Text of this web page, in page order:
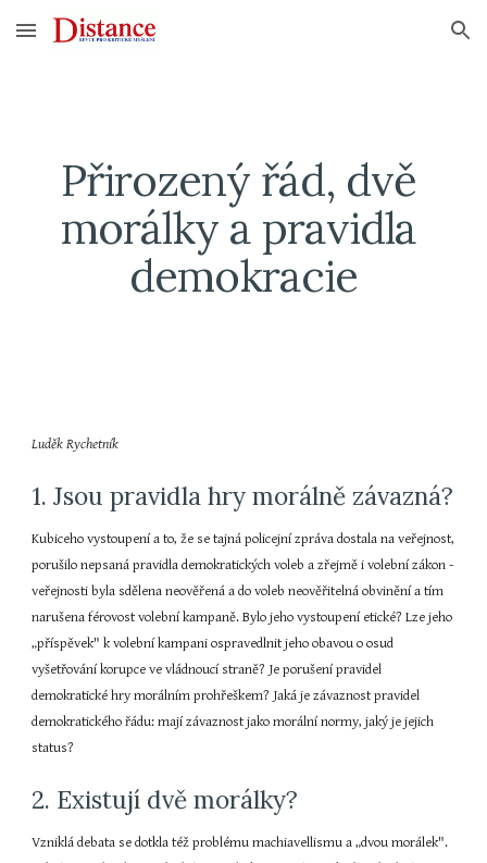
Skip to main content Skip to navigation
Přirozený řád, dvě
morálky a pravidla
demokracie
Luděk Rychetník
1. Jsou pravidla hry morálně závazná?
Kubiceho vystoupení a to, že se tajná policejní zpráva dostala na veřejnost,
porušilo nepsaná pravidla demokratických voleb a zřejmě i volební zákon -
veřejnosti byla sdělena neověřená a do voleb neověřitelná obvinění a tím
narušena férovost volební kampaně. Bylo jeho vystoupení etické? Lze jeho
„příspěvek" k volební kampani ospravedlnit jeho obavou o osud
vyšetřování korupce ve vládnoucí straně? Je porušení pravidel
demokratické hry morálním prohřeškem? Jaká je závaznost pravidel
demokratického řádu: mají závaznost jako morální normy, jaký je jejich
status?
2. Existují dvě morálky?
Vzniklá debata se dotkla též problému machiavellismu a „dvou morálek".